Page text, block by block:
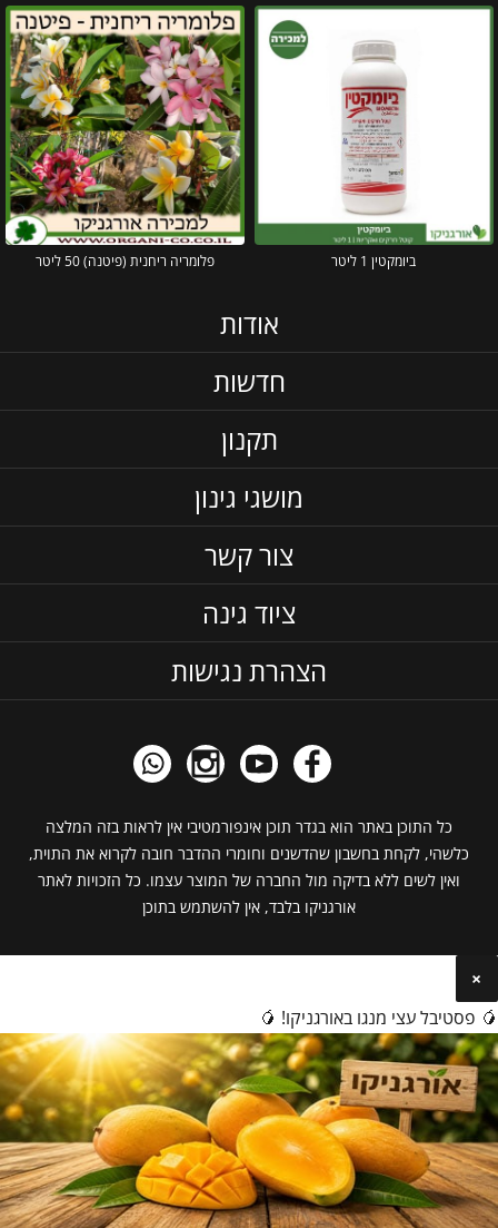
ביומקטין 1 ליטר פלומריה ריחנית (פיטנה) 50 ליטר
אודות
חדשות
תקנון
מושגי גינון
צור קשר
ציוד גינה
הצהרת נגישות
כל התוכן באתר הוא בגדר תוכן אינפורמטיבי אין לראות בזה המלצה
כלשהי, לקחת בחשבון שהדשנים וחומרי ההדבר חובה לקרוא את התוית,
ואין לשים ללא בדיקה מול החברה של המוצר עצמו. כל הזכויות לאתר
אורגניקו בלבד, אין להשתמש בתוכן
×
🥭 פסטיבל עצי מנגו באורגניקו! 🥭